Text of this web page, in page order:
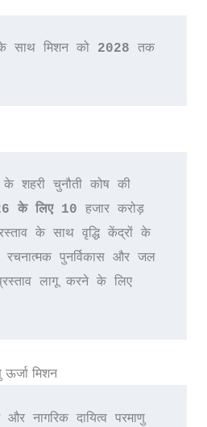
मिशन को 2028 तक
शहरी चुनौती कोष की
के लिए 10 हजार करोड़
के साथ वृद्धि केंद्रों के
पुनर्विकास और जल
लागू करने के लिए
मिशन
और नागरिक दायित्व परमाणु